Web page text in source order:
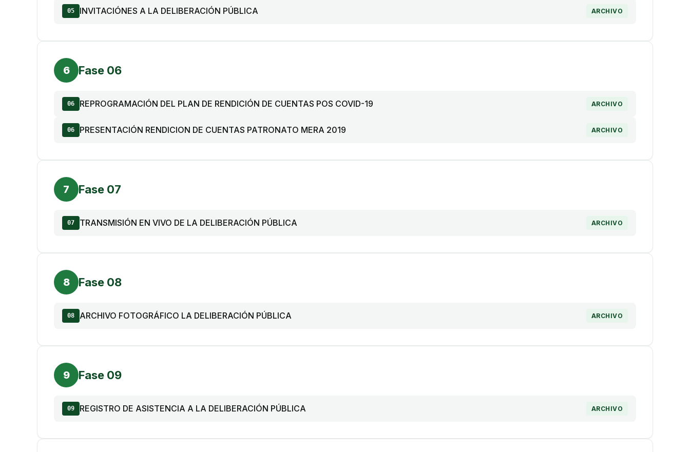
05 INVITACIÓNES A LA DELIBERACIÓN PÚBLICA ARCHIVO
6 Fase 06
06 REPROGRAMACIÓN DEL PLAN DE RENDICIÓN DE CUENTAS POS COVID-19 ARCHIVO
06 PRESENTACIÓN RENDICION DE CUENTAS PATRONATO MERA 2019 ARCHIVO
7 Fase 07
07 TRANSMISIÓN EN VIVO DE LA DELIBERACIÓN PÚBLICA ARCHIVO
8 Fase 08
08 ARCHIVO FOTOGRÁFICO LA DELIBERACIÓN PÚBLICA ARCHIVO
9 Fase 09
09 REGISTRO DE ASISTENCIA A LA DELIBERACIÓN PÚBLICA ARCHIVO